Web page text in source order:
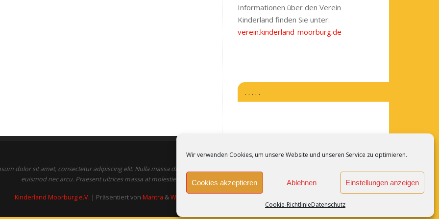
Wir verwenden Cookies, um unsere Website und unseren Service zu optimieren.
Cookies akzeptieren Ablehnen Einstellungen anzeigen
Cookie-RichtlinieDatenschutz
Informationen über den Verein
Kinderland finden Sie unter:
verein.kinderland-moorburg.de
. . . . .
dolor sit amet, consectetur adipiscing elit. Nulla massa diam, tempus a finibus et,
euismod nec arcu. Praesent ultrices massa at molestie facilisis.
Kinderland Moorburg e.V. | Präsentiert von Mantra &WordPress.